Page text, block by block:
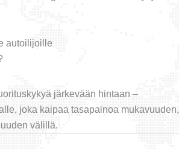
autoilijoille
järkevään hintaan –
joka kaipaa tasapainoa mukavuuden,
välillä.